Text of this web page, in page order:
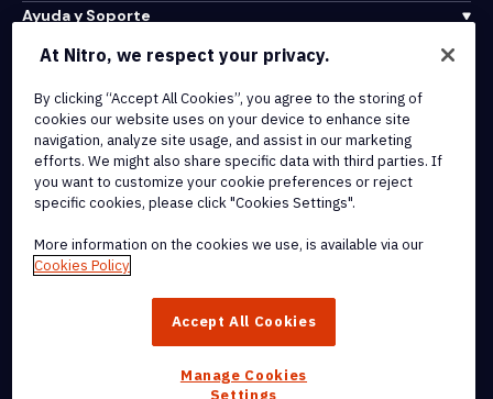
Ayuda y Soporte
Terms of Service
Cookie Policy
Copyright Policy
All Terms & Policies
trademarks, of Nitro Software, Inc. or its affiliates in the United
At Nitro, we respect your privacy.
By clicking “Accept All Cookies”, you agree to the storing of
cookies our website uses on your device to enhance site
navigation, analyze site usage, and assist in our marketing
efforts. We might also share specific data with third parties. If
you want to customize your cookie preferences or reject
specific cookies, please click "Cookies Settings".
More information on the cookies we use, is available via our
Cookies Policy
Accept All Cookies
Manage Cookies
Settings